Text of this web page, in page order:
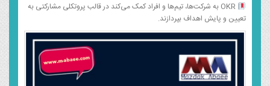
OKR به شرکت‌ها، تیم‌ها و افراد کمک می‌کند در قالب پروتکلی مشارکتی به
تعیین و پایش اهداف بپردازند.